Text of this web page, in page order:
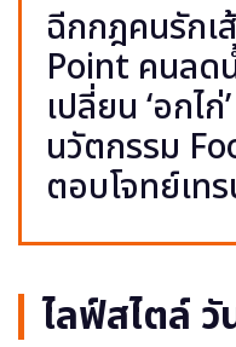
ฉีกกฎคนรักเ
Point คนลดน้
เปลี่ยน ‘อกไก่
นวัตกรรม
ตอบโจทย์เท
ไลฟ์สไตล์